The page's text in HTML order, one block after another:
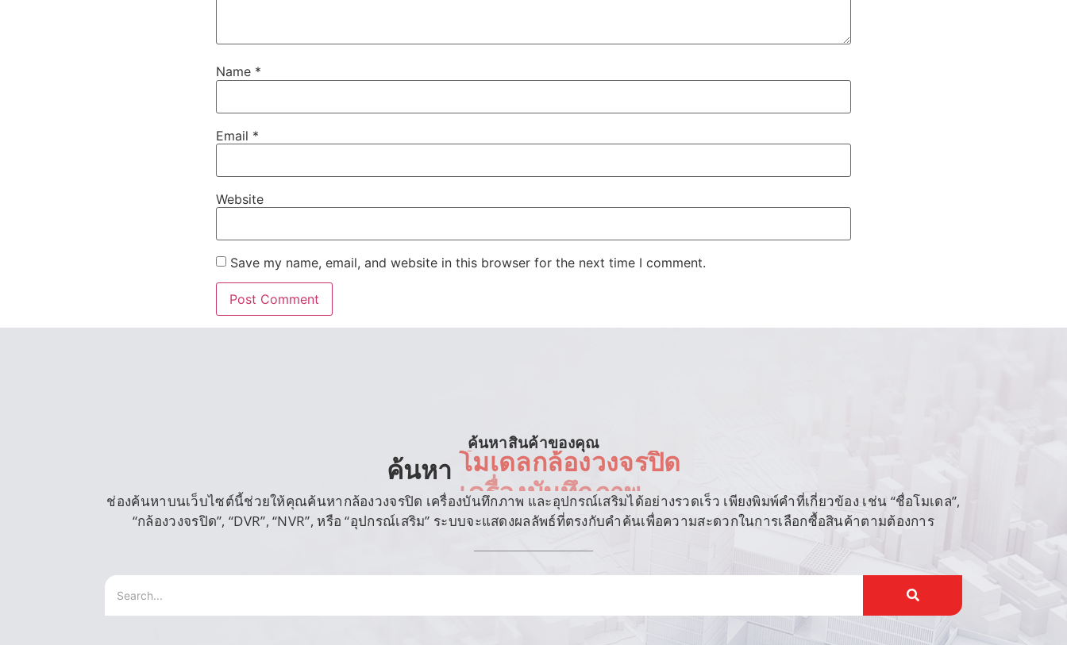
Name *
Email *
Website
Save my name, email, and website in this browser for the next time I comment.
ค้นหาสินค้าของคุณ
ค้นหา โมเดลกล้องวงจรปิด
ช่องค้นหาบนเว็บไซต์นี้ช่วยให้คุณค้นหากล้องวงจรปิด เครื่องบันทึกภาพ และอุปกรณ์เสริมได้อย่างรวดเร็ว เพียงพิมพ์คำที่เกี่ยวข้อง เช่น “ชื่อโมเดล”,
“กล้องวงจรปิด”, “DVR”, “NVR”, หรือ “อุปกรณ์เสริม” ระบบจะแสดงผลลัพธ์ที่ตรงกับคำค้นเพื่อความสะดวกในการเลือกซื้อสินค้าตามต้องการ